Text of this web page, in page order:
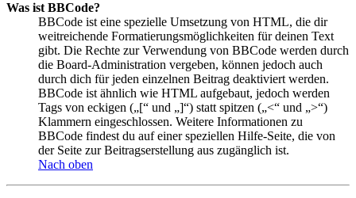
Was ist BBCode?
BBCode ist eine spezielle Umsetzung von HTML, die dir
weitreichende Formatierungsmöglichkeiten für deinen Text
gibt. Die Rechte zur Verwendung von BBCode werden durch
die Board-Administration vergeben, können jedoch auch
durch dich für jeden einzelnen Beitrag deaktiviert werden.
BBCode ist ähnlich wie HTML aufgebaut, jedoch werden
Tags von eckigen („[“ und „]“) statt spitzen („<“ und „>“)
Klammern eingeschlossen. Weitere Informationen zu
BBCode findest du auf einer speziellen Hilfe-Seite, die von
der Seite zur Beitragserstellung aus zugänglich ist.
Nach oben